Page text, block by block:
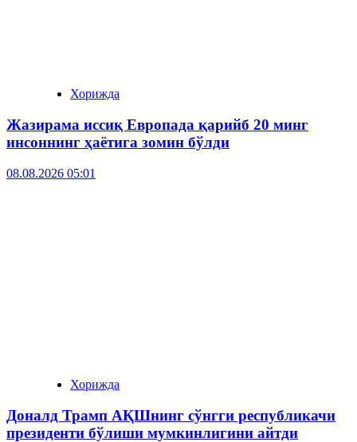
Хорижда
Жазирама иссиқ Европада қарийб 20 минг
инсоннинг ҳаётига зомин бўлди
08.08.2026 05:01
Хорижда
Доналд Трамп АҚШнинг сўнгги республикачи
президенти бўлиши мумкинлигини айтди